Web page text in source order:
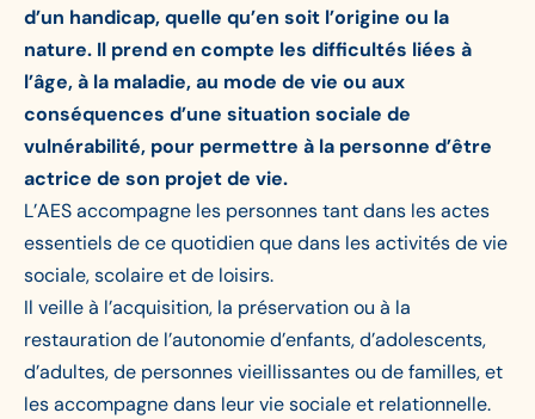
d’un handicap, quelle qu’en soit l’origine ou la
nature. Il prend en compte les difficultés liées à
l’âge, à la maladie, au mode de vie ou aux
conséquences d’une situation sociale de
vulnérabilité, pour permettre à la personne d’être
actrice de son projet de vie.
L’AES accompagne les personnes tant dans les actes
essentiels de ce quotidien que dans les activités de vie
sociale, scolaire et de loisirs.
Il veille à l’acquisition, la préservation ou à la
restauration de l’autonomie d’enfants, d’adolescents,
d’adultes, de personnes vieillissantes ou de familles, et
les accompagne dans leur vie sociale et relationnelle.